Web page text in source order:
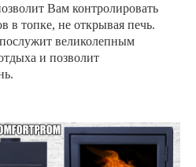
Вам контролировать
в топке, не открывая печь.
великолепным
и позволит